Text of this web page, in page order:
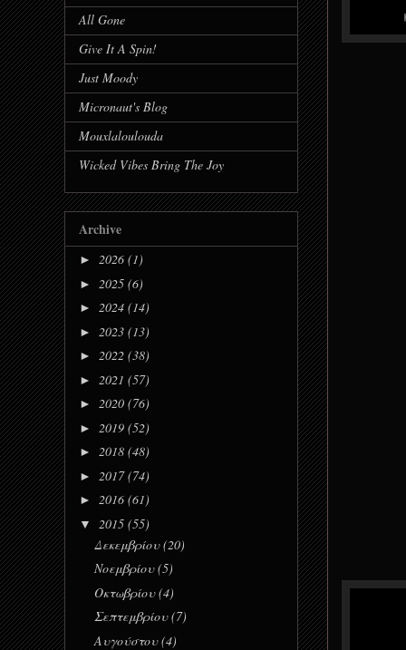
All Gone
Give It A Spin!
Just Moody
Micronaut's Blog
Mouxlaloulouda
Wicked Vibes Bring The Joy
Archive
► 2026 (1)
► 2025 (6)
► 2024 (14)
► 2023 (13)
► 2022 (38)
► 2021 (57)
► 2020 (76)
► 2019 (52)
► 2018 (48)
► 2017(74)
► 2016 (61)
▼ 2015 (55)
Δεκεμβρίου(20)
Νοεμβρίου(5)
Οκτωβρίου(4)
Σεπτεμβρίου(7)
Αυγούστου(4)